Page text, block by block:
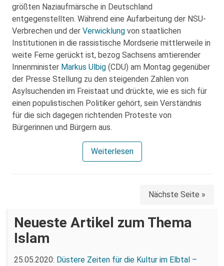
größten Naziaufmärsche in Deutschland
entgegenstellten. Während eine Aufarbeitung der NSU-
Verbrechen und der Verwicklung von staatlichen
Institutionen in die rassistische Mordserie mittlerweile in
weite Ferne gerückt ist, bezog Sachsens amtierender
Innenminister Markus Ulbig (CDU) am Montag gegenüber
der Presse Stellung zu den steigenden Zahlen von
Asylsuchenden im Freistaat und drückte, wie es sich für
einen populistischen Politiker gehört, sein Verständnis
für die sich dagegen richtenden Proteste von
Bürgerinnen und Bürgern aus.
Weiterlesen
Nächste Seite »
Neueste Artikel zum Thema
Islam
25.05.2020: Düstere Zeiten für die Kultur im Elbtal –